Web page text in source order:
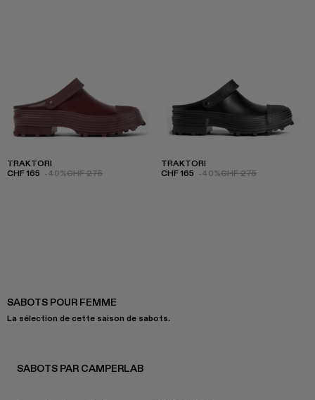
TRAKTORI
CHF 165 -40%CHF 275
TRAKTORI
CHF 165 -40%CHF 275
SABOTS POUR FEMME
La sélection de cette saison de sabots.
SABOTS PAR CAMPERLAB